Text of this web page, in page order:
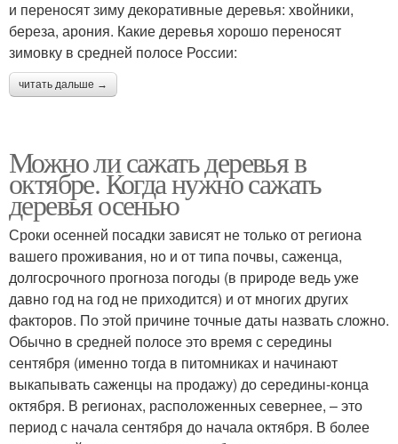
и переносят зиму декоративные деревья: хвойники,
береза, арония. Какие деревья хорошо переносят
зимовку в средней полосе России:
читать дальше →
Можно ли сажать деревья в
октябре. Когда нужно сажать
деревья осенью
Сроки осенней посадки зависят не только от региона
вашего проживания, но и от типа почвы, саженца,
долгосрочного прогноза погоды (в природе ведь уже
давно год на год не приходится) и от многих других
факторов. По этой причине точные даты назвать сложно.
Обычно в средней полосе это время с середины
сентября (именно тогда в питомниках и начинают
выкапывать саженцы на продажу) до середины-конца
октября. В регионах, расположенных севернее, – это
период с начала сентября до начала октября. В более